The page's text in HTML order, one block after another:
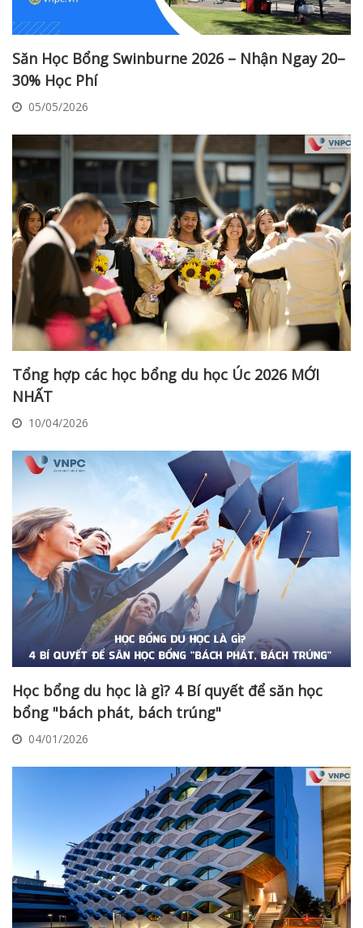
Săn Học Bổng Swinburne 2026 – Nhận Ngay 20–
30% Học Phí
05/05/2026
Tổng hợp các học bổng du học Úc 2026 MỚI
NHẤT
10/04/2026
Học bổng du học là gì? 4 Bí quyết để săn học
bổng "bách phát, bách trúng"
04/01/2026